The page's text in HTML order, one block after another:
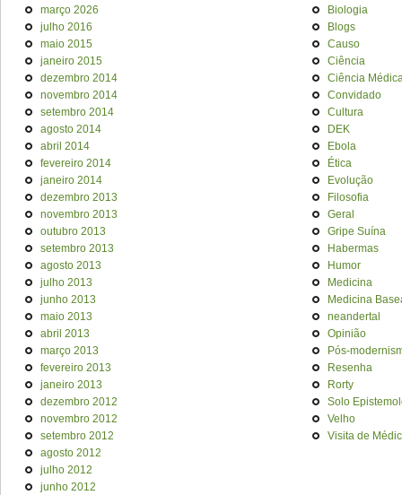
março 2026
julho 2016
maio 2015
janeiro 2015
dezembro 2014
novembro 2014
setembro 2014
agosto 2014
abril 2014
fevereiro 2014
janeiro 2014
dezembro 2013
novembro 2013
outubro 2013
setembro 2013
agosto 2013
julho 2013
junho 2013
maio 2013
abril 2013
março 2013
fevereiro 2013
janeiro 2013
dezembro 2012
novembro 2012
setembro 2012
agosto 2012
julho 2012
junho 2012
Biologia
Blogs
Causo
Ciência
Ciência
Convidado
Cultura
DEK
Ebola
Ética
Evolução
Filosofia
Geral
Gripe Suína
Habermas
Humor
Medicina
Medicina
neandertal
Opinião
Pós-
Resenha
Rorty
Solo
Velho
Visita de